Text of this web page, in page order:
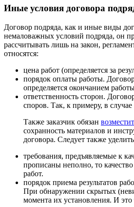
Иные условия договора
Договор подряда, как и иные виды
немаловажных условий подряда, он
рассчитывать лишь на закон,
относятся:
цена работ (определяется за
порядок оплаты работы.
определяется окончанием
ответственность сторон.
споров. Так, к примеру, в
Также заказчик обязан
сохранность материалов и
договора. Следует также
требования, предъявляемые к
прописаны неполно, то
работ.
порядок приема результатов
При обнаружении скрытых
момента их установления. И